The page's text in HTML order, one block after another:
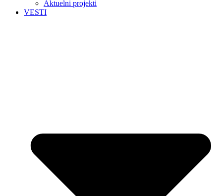
Aktuelni projekti
VESTI